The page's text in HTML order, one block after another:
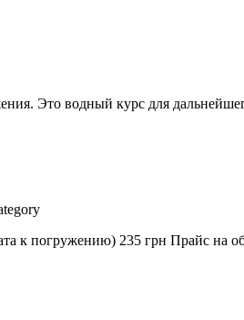
Это водный курс для
к погружению) 235 грн Прайс на